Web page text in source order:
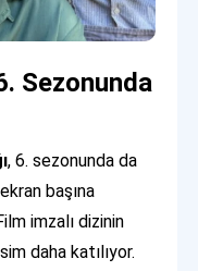
Sezonunda
, 6. sezonunda da
başına
imzalı dizinin
daha katılıyor.